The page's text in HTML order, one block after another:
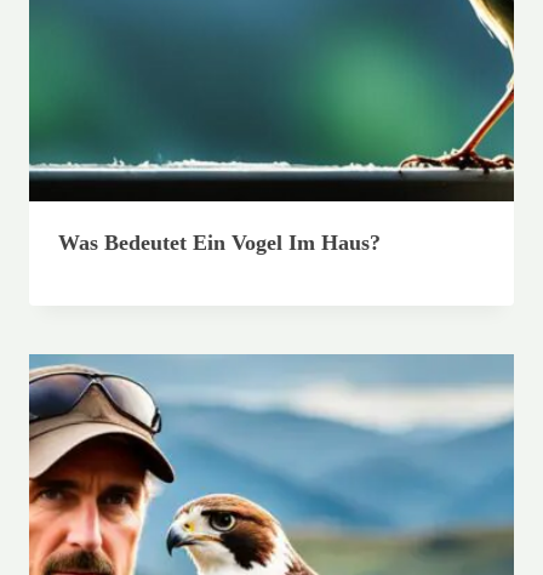
Was Bedeutet Ein Vogel Im Haus?